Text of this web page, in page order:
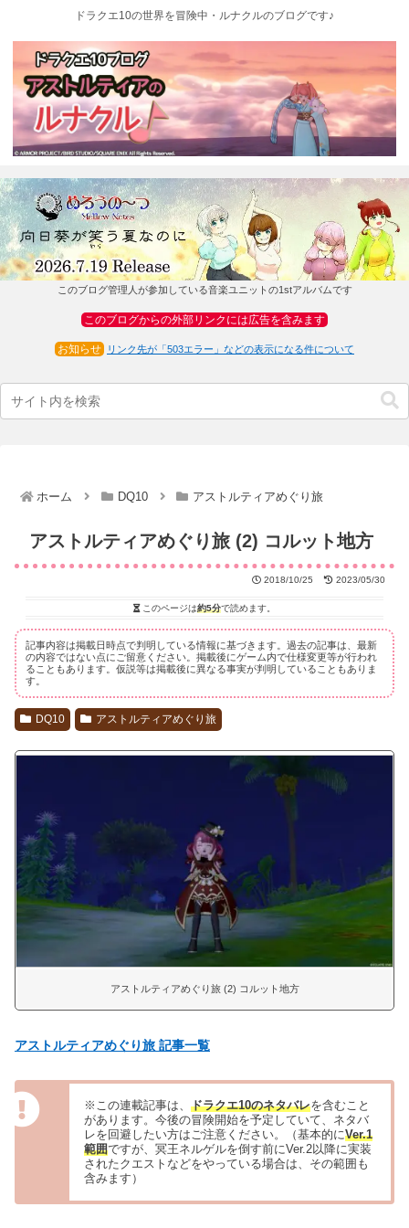
ドラクエ10の世界を冒険中・ルナクルのブログです♪
このブログ管理人が参加している音楽ユニットの1stアルバムです
このブログからの外部リンクには広告を含みます
お知らせ リンク先が「503エラー」などの表示になる件について
ホーム DQ10 アストルティアめぐり旅
アストルティアめぐり旅 (2) コルット地方
2018/10/25 2023/05/30
このページは約5分で読めます。
記事内容は掲載日時点で判明している情報に基づきます。過去の記事は、最新
の内容ではない点にご留意ください。掲載後にゲーム内で仕様変更等が行われ
ることもあります。仮説等は掲載後に異なる事実が判明していることもありま
す。
DQ10 アストルティアめぐり旅
アストルティアめぐり旅 (2) コルット地方
アストルティアめぐり旅 記事一覧
※この連載記事は、 ドラクエ10のネタバレを含むこと
があります。今後の冒険開始を予定していて、ネタバ
レを回避したい方はご注意ください。（基本的にVer.1
範囲ですが、冥王ネルゲルを倒す前にVer.2以降に実装
されたクエストなどをやっている場合は、その範囲も
含みます）